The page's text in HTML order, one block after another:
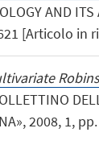
AND
[Articolo in
2008, 1,